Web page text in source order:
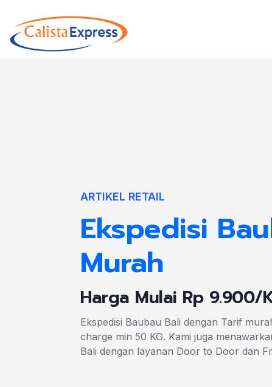
ARTIKEL RETAIL
Ekspedisi
Murah
Harga Mulai Rp 9.900/
Ekspedisi Baubau Bali dengan Tarif
charge min 50 KG. Kami juga
Bali dengan layanan Door to Door dan